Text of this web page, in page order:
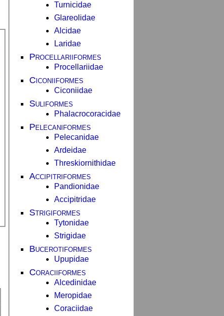
Turnicidae
Glareolidae
Alcidae
Laridae
Procellariiformes
Procellariidae
Ciconiiformes
Ciconiidae
Suliformes
Phalacrocoracidae
Pelecaniformes
Pelecanidae
Ardeidae
Threskiornithidae
Accipitriformes
Pandionidae
Accipitridae
Strigiformes
Tytonidae
Strigidae
Bucerotiformes
Upupidae
Coraciiformes
Alcedinidae
Meropidae
Coraciidae